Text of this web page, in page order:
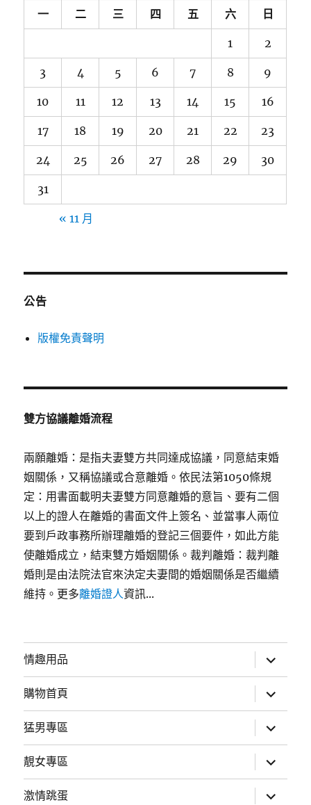
一 二 三 四 五 六 日
1 2
3 4 5 6 7 8 9
10 11 12 13 14 15 16
17 18 19 20 21 22 23
24 25 26 27 28 29 30
31
« 11 月
公告
版權免責聲明
雙方協議離婚流程
兩願離婚：是指夫妻雙方共同達成協議，同意結束婚
姻關係，又稱協議或合意離婚。依民法第1050條規
定：用書面載明夫妻雙方同意離婚的意旨、要有二個
以上的證人在離婚的書面文件上簽名、並當事人兩位
要到戶政事務所辦理離婚的登記三個要件，如此方能
使離婚成立，結束雙方婚姻關係。裁判離婚：裁判離
婚則是由法院法官來決定夫妻間的婚姻關係是否繼續
維持。更多離婚證人資訊...
情趣用品
展
開
子
選
單
購物首頁
展
開
子
選
單
猛男專區
展
開
子
選
單
靚女專區
展
開
子
選
激情跳蛋
展